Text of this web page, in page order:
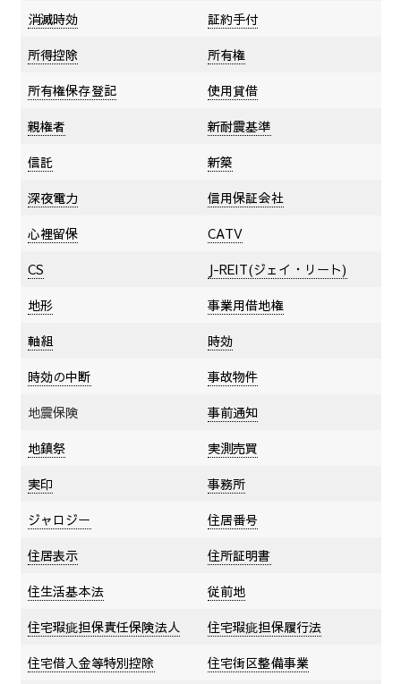
消滅時効
証約手付
所得控除
所有権
所有権保存登記
使用貸借
親権者
新耐震基準
信託
新築
深夜電力
信用保証会社
心裡留保
CATV
CS
J-REIT(ジェイ・リート)
地形
事業用借地権
軸組
時効
時効の中断
事故物件
地震保険
事前通知
地鎮祭
実測売買
実印
事務所
ジャロジー
住居番号
住居表示
住所証明書
住生活基本法
従前地
住宅瑕疵担保責任保険法人
住宅瑕疵担保履行法
住宅借入金等特別控除
住宅街区整備事業